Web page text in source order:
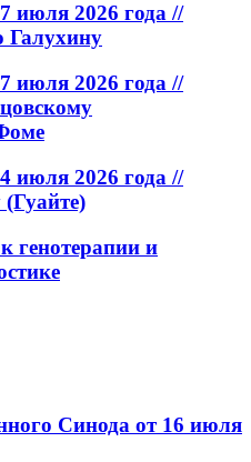
июля 2026 года //
Галухину
июля 2026 года //
июля 2026 года //
генотерапии и
Синода от 16 июля